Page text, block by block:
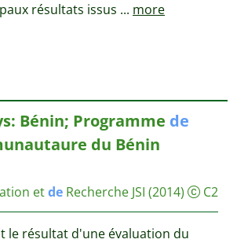
résultats issus ... more
Bénin; Programme de
du Bénin
etde Recherche JSI (2014) C2
le résultat d'une évaluation du